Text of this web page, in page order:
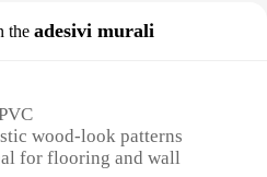
the adesivi murali
wood-look patterns
for flooring and wall